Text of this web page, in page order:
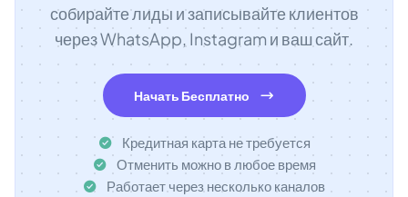
собирайте лиды и записывайте клиентов
через WhatsApp, Instagram и ваш сайт.
Начать Бесплатно
Кредитная карта не требуется
Отменить можно в любое время
Работает через несколько каналов